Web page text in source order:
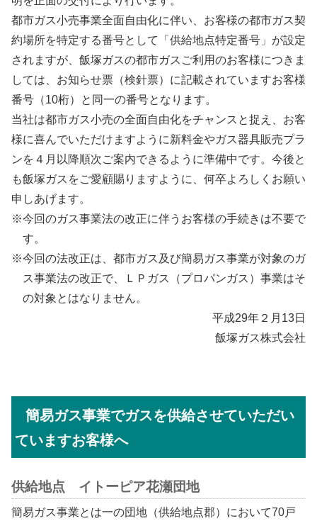
都市ガス小売事業全面自由化に伴い、お客様の都市ガス契
約場所を特定する番号として「供給地点特定番号」が設定
されますが、飯塚ガスの都市ガスご利用のお客様につきま
しては、お知らせ票（検針票）に記載されていますお客様
番号（10桁）と同一の番号となります。
当社は都市ガス小売の全面自由化をチャンスと捉え、お客
様に喜んでいただけますように新料金やガス器具販売プラ
ンを４月以降順次ご案内できるように準備中です。今後と
も飯塚ガスをご愛顧賜りますように、何卒よろしくお願い
申しあげます。
今回のガス事業法の改正に伴うお客様の手続きは不要で
す。
今回の法改正は、都市ガス及び簡易ガス事業が対象のガ
ス事業法の改正で、ＬＰガス（プロパンガス）事業はそ
の対象とはなりません。
平成29年２月13日
飯塚ガス株式会社
簡易ガス事業でガスを供給させていただい
ていますお客様へ
供給地点 イトーピア花瀬団地
簡易ガス事業とは一の団地（供給地点郡）において70戸